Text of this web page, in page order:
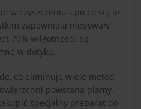
w czyszczeniu - po co się je
zapewniają niebywały
70% wilgotności, są
w dotyku.
co eliminuje wiele metod
powstaną plamy.
specjalny preparat do